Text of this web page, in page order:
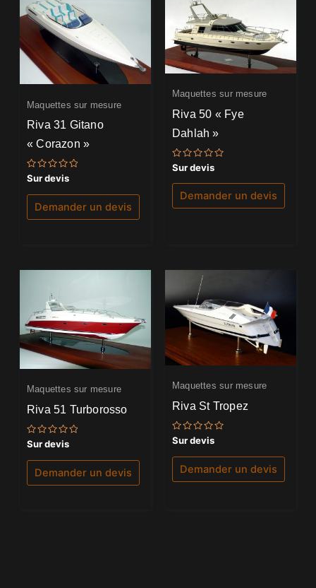
Maquettes sur mesure
Riva 31 Gitano
« Corazon »
Note
0
sur
Sur devis
Demander un devis
Maquettes sur mesure
Riva 50 « Fye
Dahlah »
Note
0
sur
Sur devis
Demander un devis
Maquettes sur mesure
Riva 51 Turborosso
Note
0
sur
Sur devis
Demander un devis
Maquettes sur mesure
Riva St Tropez
Note
0
sur
Sur devis
Demander un devis